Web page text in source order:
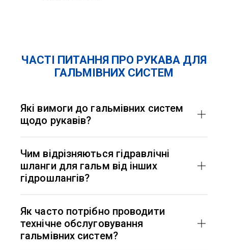
ЧАСТІ ПИТАННЯ ПРО РУКАВА ДЛЯ
ГАЛЬМІВНИХ СИСТЕМ
Які вимоги до гальмівних систем
щодо рукавів?
температур, відповідність стандартам ISO/SAE,
герметичність.
Чим відрізняються гідравлічні
шланги для гальм від інших
гідрошлангів?
герметичність, термостійкість, відповідають
жорстким вимогам безпеки.
Як часто потрібно проводити
технічне обслуговування
гальмівних систем?